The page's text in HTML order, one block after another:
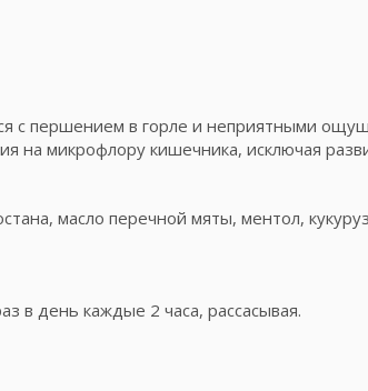
с першением в горле и неприятными
на микрофлору кишечника, исключая
масло перечной мяты, ментол,
в день каждые 2 часа, рассасывая.